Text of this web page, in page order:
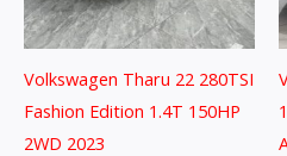
Volkswagen Tharu 22 280TSI
Fashion Edition 1.4T 150HP
2WD 2023